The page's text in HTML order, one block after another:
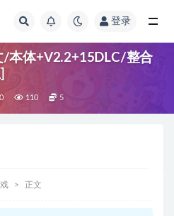
登录
本体+V2.2+15DLC/整合
0 110 5
正文